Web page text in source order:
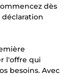
dès
déclaration
l'offre qui
besoins. Avec